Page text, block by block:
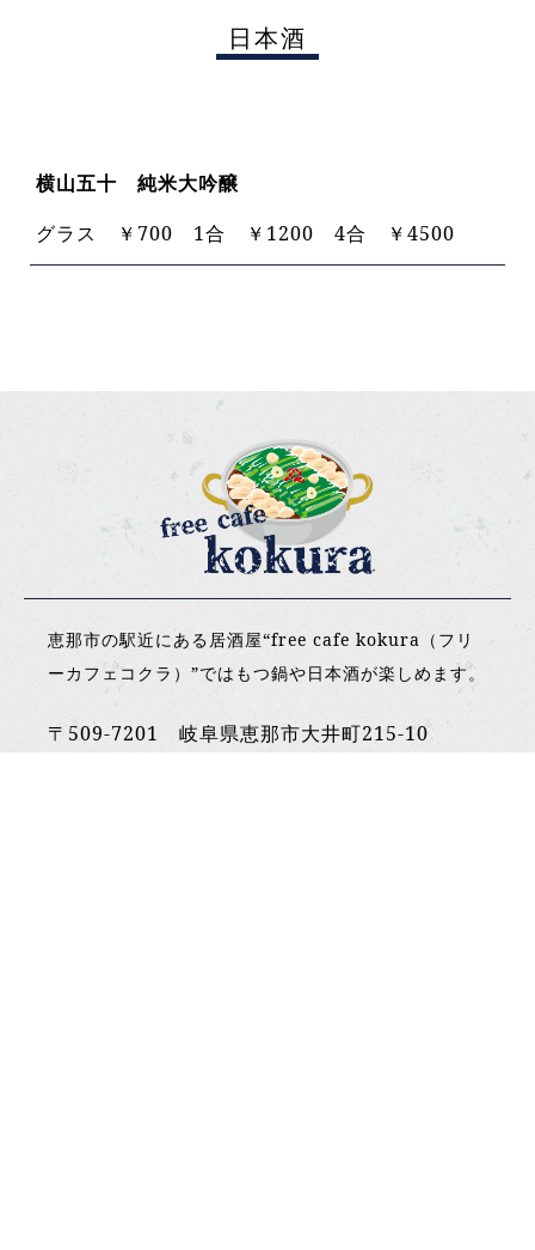
日本酒
横山五十 純米大吟醸
グラス ￥700 1合 ￥1200 4合 ￥4500
恵那市の駅近にある居酒屋“free cafe kokura（フリ
ーカフェコクラ）”ではもつ鍋や日本酒が楽しめます。
〒509-7201 岐阜県恵那市大井町215-10